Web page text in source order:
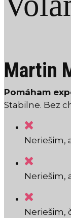
Martin
Pomáham
Stabilne. Bez
Neriešim,
Neriešim,
Neriešim,